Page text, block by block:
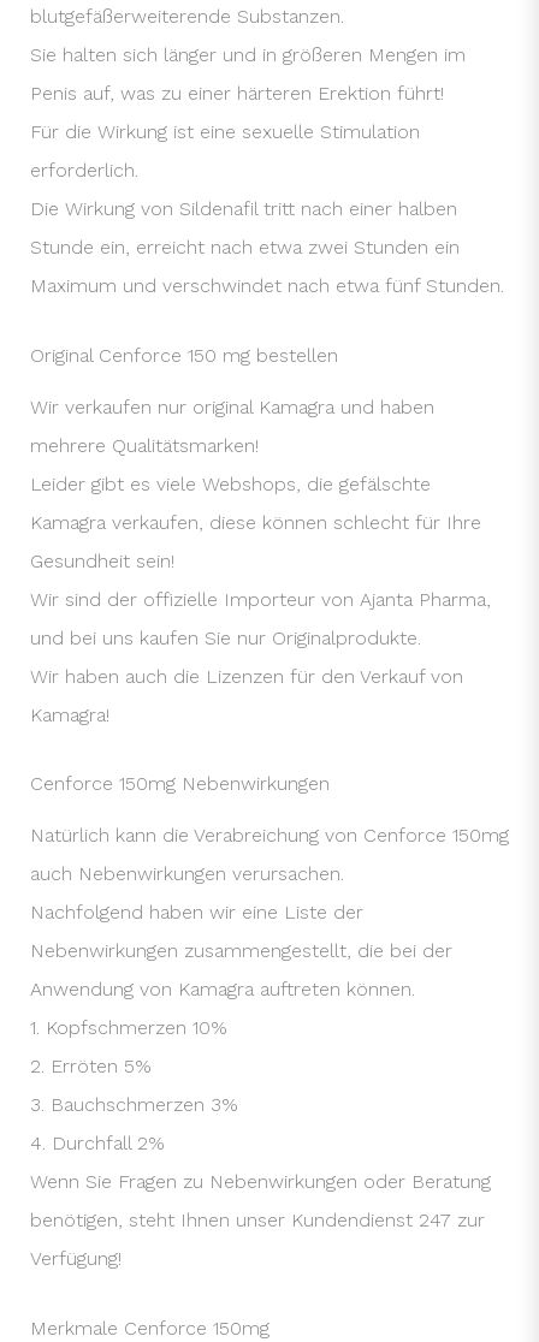
blutgefäßerweiterende Substanzen.
Sie halten sich länger und in größeren Mengen im
Penis auf, was zu einer härteren Erektion führt!
Für die Wirkung ist eine sexuelle Stimulation
erforderlich.
Die Wirkung von Sildenafil tritt nach einer halben
Stunde ein, erreicht nach etwa zwei Stunden ein
Maximum und verschwindet nach etwa fünf Stunden.
Original Cenforce 150 mg bestellen
Wir verkaufen nur original Kamagra und haben
mehrere Qualitätsmarken!
Leider gibt es viele Webshops, die gefälschte
Kamagra verkaufen, diese können schlecht für Ihre
Gesundheit sein!
Wir sind der offizielle Importeur von Ajanta Pharma,
und bei uns kaufen Sie nur Originalprodukte.
Wir haben auch die Lizenzen für den Verkauf von
Kamagra!
Cenforce 150mg Nebenwirkungen
Natürlich kann die Verabreichung von Cenforce 150mg
auch Nebenwirkungen verursachen.
Nachfolgend haben wir eine Liste der
Nebenwirkungen zusammengestellt, die bei der
Anwendung von Kamagra auftreten können.
1. Kopfschmerzen 10%
2. Erröten 5%
3. Bauchschmerzen 3%
4. Durchfall 2%
Wenn Sie Fragen zu Nebenwirkungen oder Beratung
benötigen, steht Ihnen unser Kundendienst 247 zur
Verfügung!
Merkmale Cenforce 150mg